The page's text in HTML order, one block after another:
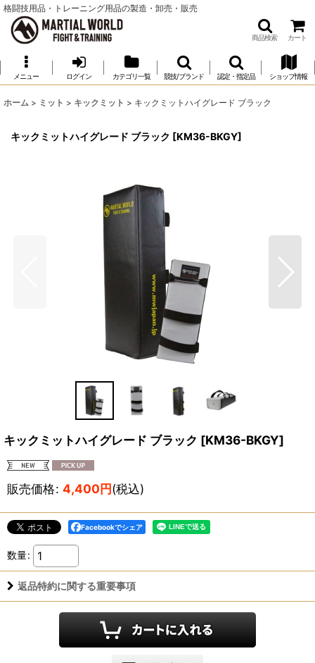
格闘技用品・トレーニング用品の製造・卸売・販売
商品検索 カート
メニュー ログイン カテゴリ一覧 競技/ブランド 認定・指定品 ショップ情報
ホーム > ミット > キックミット > キックミットハイグレード ブラック
キックミットハイグレード ブラック [KM36-BKGY]
キックミットハイグレード ブラック [KM36-BKGY]
販売価格: 4,400円(税込)
Facebookでシェア
数量:
返品特約に関する重要事項